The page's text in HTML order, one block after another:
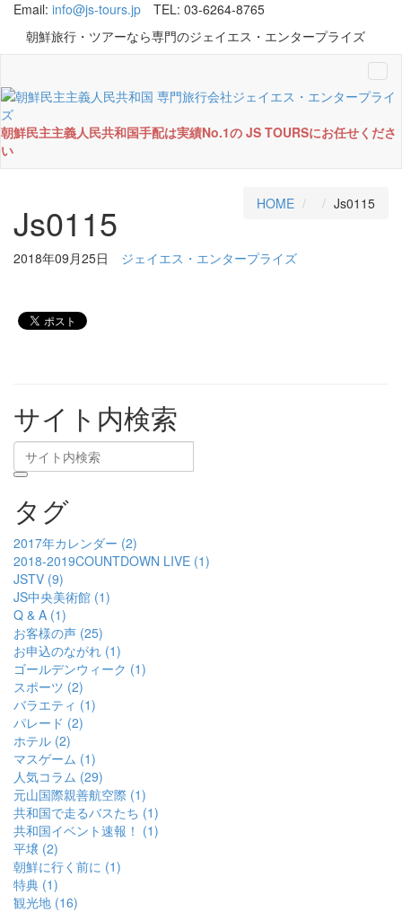
Email: info@js-tours.jp
TEL: 03-6264-8765
朝鮮旅行・ツアーなら専門のジェイエス・エンタープライズ
朝鮮民主主義人民共和国手配は実績No.1の JS TOURSにお任せくださ
い
Js0115 HOME Js0115
2018年09月25日 ジェイエス・エンタープライズ
サイト内検索
タグ
2017年カレンダー (2)
2018-2019COUNTDOWN LIVE (1)
JSTV (9)
JS中央美術館 (1)
Q & A (1)
お客様の声 (25)
お申込のながれ (1)
ゴールデンウィーク (1)
スポーツ (2)
バラエティ (1)
パレード (2)
ホテル (2)
マスゲーム (1)
人気コラム (29)
元山国際親善航空際 (1)
共和国で走るバスたち (1)
共和国イベント速報！ (1)
平壌 (2)
朝鮮に行く前に (1)
特典 (1)
観光地 (16)